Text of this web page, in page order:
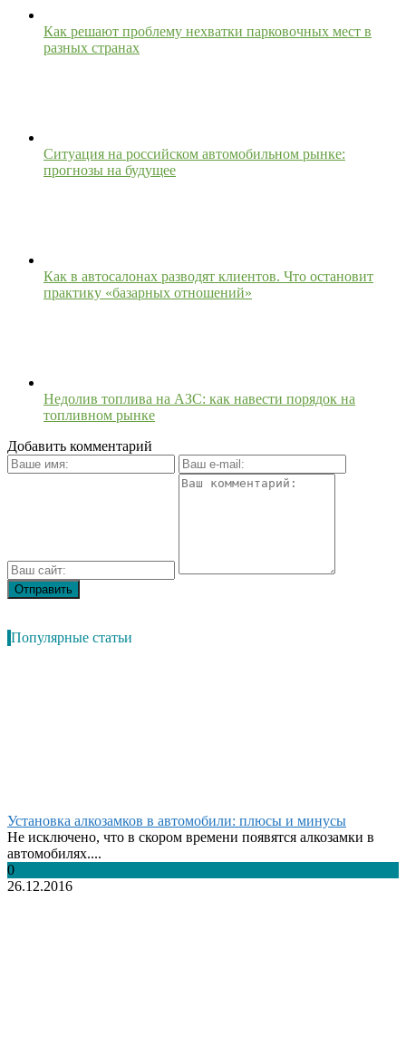
Как решают проблему нехватки парковочных мест в
разных странах
Ситуация на российском автомобильном рынке:
прогнозы на будущее
Как в автосалонах разводят клиентов. Что остановит
практику «базарных отношений»
Недолив топлива на АЗС: как навести порядок на
топливном рынке
Добавить комментарий
Популярные статьи
Установка алкозамков в автомобили: плюсы и минусы
Не исключено, что в скором времени появятся алкозамки в
автомобилях....
0
26.12.2016